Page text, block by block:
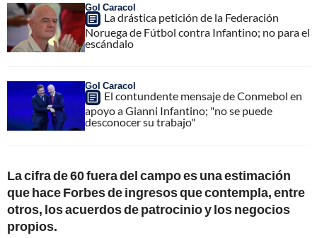
Gol Caracol
La drástica petición de la Federación
Noruega de Fútbol contra Infantino; no para el
escándalo
Gol Caracol
El contundente mensaje de Conmebol en
apoyo a Gianni Infantino; "no se puede
desconocer su trabajo"
La cifra de 60 fuera del campo es una estimación
que hace Forbes de ingresos que contempla, entre
otros, los acuerdos de patrocinio y los negocios
propios.